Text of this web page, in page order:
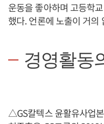
운동을 좋아하며 고등학
했다. 언론에 노출이 거의
경영활동
△GS칼텍스 윤활유사업